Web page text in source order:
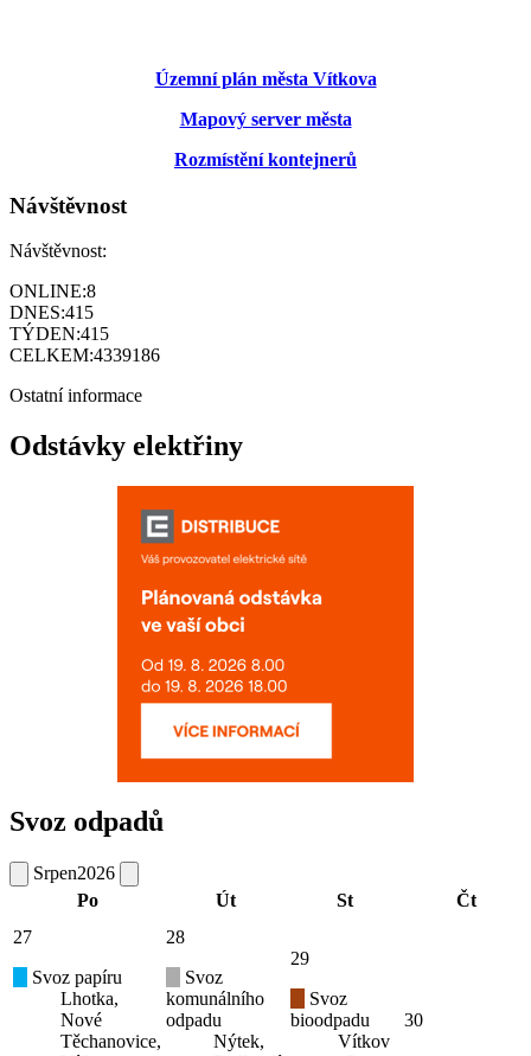
Územní plán města Vítkova
Mapový server města
Rozmístění kontejnerů
Návštěvnost
Návštěvnost:
ONLINE:8
DNES:415
TÝDEN:415
CELKEM:4339186
Ostatní informace
Odstávky elektřiny
Svoz odpadů
Srpen2026
Po
Út St
Čt
27
Svoz papíru
Lhotka,
Nové
Těchanovice,
28
Svoz
komunálního
odpadu
Nýtek,
29
Svoz
bioodpadu
Vítkov
30